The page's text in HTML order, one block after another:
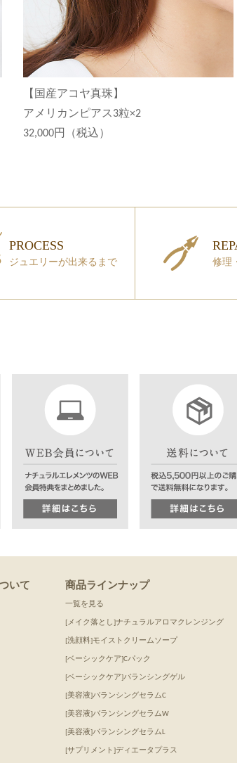
【国産アコヤ真珠】
アメリカンピアス3粒×2
32,000円（税込）
PROCESS
ジュエリーが出来るまで 修理
いて 商品ラインナップ
一覧を見る
[メイク落とし]ナチュラルアロマクレンジング
[洗顔料]モイストクリームソープ
[ベーシックケア]Cパック
[ベーシックケア]バランシングゲル
[美容液]バランシングセラムC
[美容液]バランシングセラムW
[美容液]バランシングセラムL
[サプリメント]ディエータプラス